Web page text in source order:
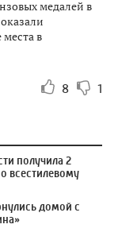
медалей в
в
8 1
получила 2
всестилевому
домой с